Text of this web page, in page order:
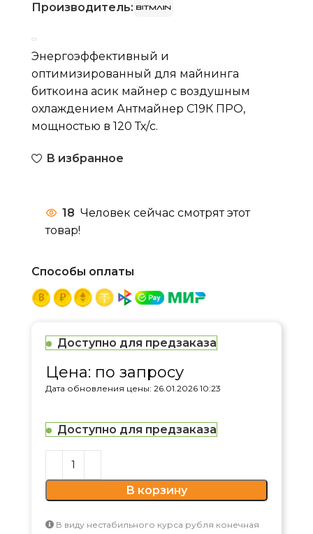
Производитель:
Энергоэффективный и
оптимизированный для майнинга
биткоина асик майнер с воздушным
охлаждением Антмайнер С19К ПРО,
мощностью в 120 Тх/с.
В избранное
18 Человек сейчас смотрят этот
товар!
Способы оплаты
Доступно для предзаказа
Цена: по запросу
Дата обновления цены: 26.01.2026 10:23
Доступно для предзаказа
В корзину
В виду нестабильного курса рубля конечная